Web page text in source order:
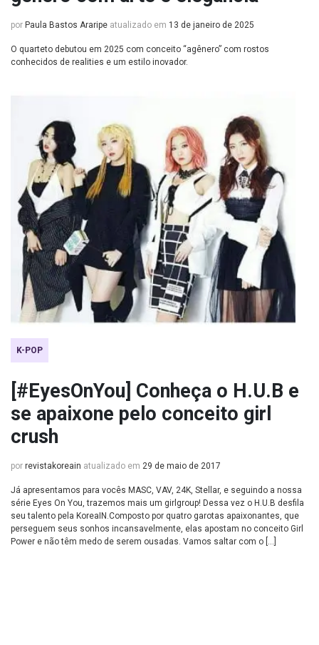
por Paula Bastos Araripe atualizado em 13 de janeiro de 2025
O quarteto debutou em 2025 com conceito “agênero” com rostos
conhecidos de realities e um estilo inovador.
K-POP
[#EyesOnYou] Conheça o H.U.B e
se apaixone pelo conceito girl
crush
por revistakoreain atualizado em 29 de maio de 2017
Já apresentamos para vocês MASC, VAV, 24K, Stellar, e seguindo a nossa
série Eyes On You, trazemos mais um girlgroup! Dessa vez o H.U.B desfila
seu talento pela KoreaIN.Composto por quatro garotas apaixonantes, que
perseguem seus sonhos incansavelmente, elas apostam no conceito Girl
Power e não têm medo de serem ousadas. Vamos saltar com o […]